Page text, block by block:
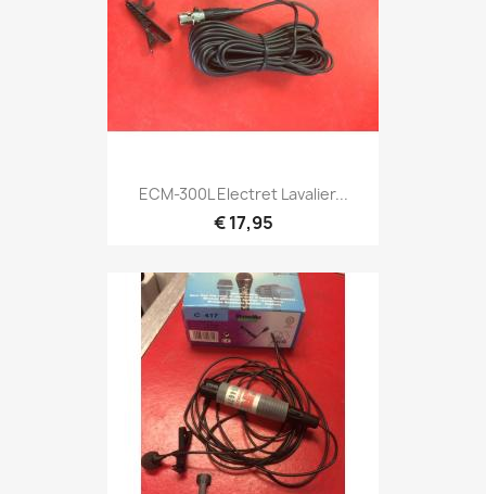
Snel bekijken
ECM-300L Electret Lavalier...
€ 17,95